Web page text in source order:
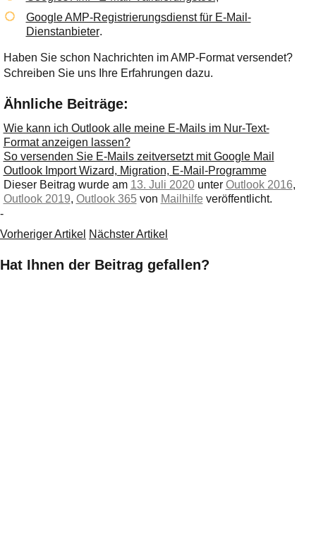
Google AMP-Registrierungsdienst für E-Mail-
Dienstanbieter.
Haben Sie schon Nachrichten im AMP-Format versendet?
Schreiben Sie uns Ihre Erfahrungen dazu.
Ähnliche Beiträge:
Wie kann ich Outlook alle meine E-Mails im Nur-Text-
Format anzeigen lassen?
So versenden Sie E-Mails zeitversetzt mit Google Mail
Outlook Import Wizard, Migration, E-Mail-Programme
Dieser Beitrag wurde am 13. Juli 2020unter Outlook 2016,
Outlook 2019, Outlook 365 von Mailhilfe veröffentlicht.
-
Vorheriger Artikel Nächster Artikel
Hat Ihnen der Beitrag gefallen?